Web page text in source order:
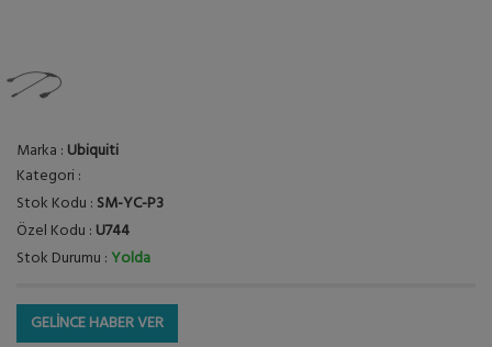
Marka : Ubiquiti
Kategori :
Stok Kodu : SM-YC-P3
Özel Kodu : U744
Stok Durumu :Yolda
GELİNCE HABER VER